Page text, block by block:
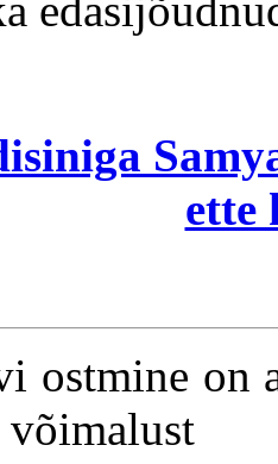
ette
ostmine on